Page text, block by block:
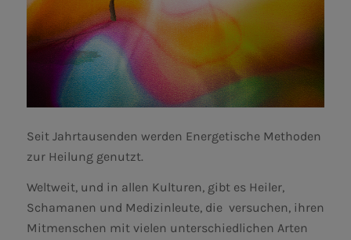
Seit Jahrtausenden werden Energetische Methoden
zur Heilung genutzt.
Weltweit, und in allen Kulturen, gibt es Heiler,
Schamanen und Medizinleute, die versuchen, ihren
Mitmenschen mit vielen unterschiedlichen Arten